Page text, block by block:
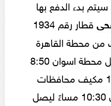
بدء الدفع بها
قطار رقم 1934
محطة القاهرة
الساعة 8:15 مساءً ليصل محطة اسوان 8:50
صباحًا، وقطار رقم 1935 مكيف محافظات
يتحرك من محطة اسوان 10:30 مساءً ليصل